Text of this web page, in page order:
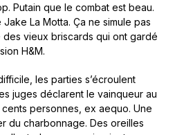
Putain que le combat est beau.
La Motta. Ça ne simule pas
vieux briscards qui ont gardé
H&M.
les parties s’écroulent
juges déclarent le vainqueur au
personnes, ex aequo. Une
du charbonnage. Des oreilles